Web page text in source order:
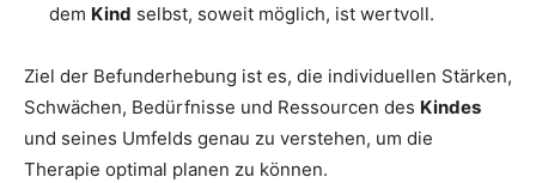
dem Kind selbst, soweit möglich, ist wertvoll.
Ziel der Befunderhebung ist es, die individuellen Stärken,
Schwächen, Bedürfnisse und Ressourcen des Kindes
und seines Umfelds genau zu verstehen, um die
Therapie optimal planen zu können.